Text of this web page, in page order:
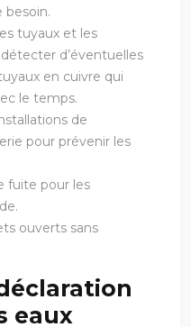
besoin.
tuyaux et les
d’éventuelles
en cuivre qui
le temps.
de
pour prévenir les
fuite pour les
ouverts sans
eaux